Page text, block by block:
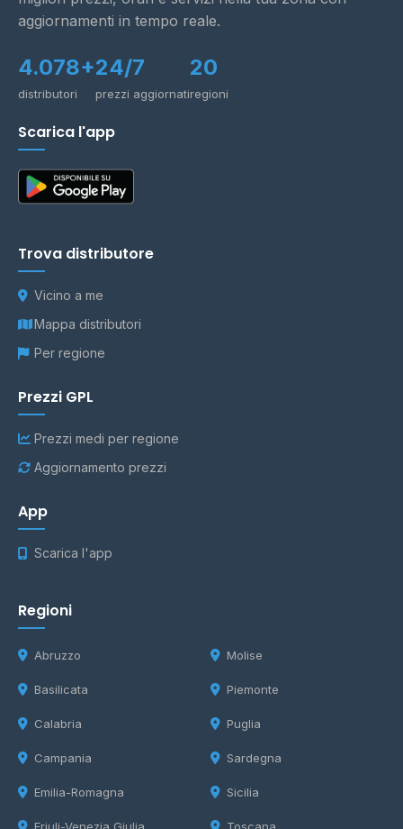
aggiornamenti in tempo reale.
4.078+
distributori
24/7
prezzi aggiornati
20
regioni
Scarica l'app
Trova distributore
Vicino a me
Mappa distributori
Per regione
Prezzi GPL
Prezzi medi per regione
Aggiornamento prezzi
App
Scarica l'app
Regioni
Abruzzo
Basilicata
Calabria
Campania
Emilia-Romagna
Molise
Piemonte
Puglia
Sardegna
Sicilia